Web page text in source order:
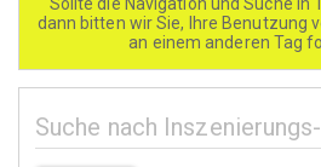
dann bitten wir Sie, Ihre Benutzung
an einem anderen Tag